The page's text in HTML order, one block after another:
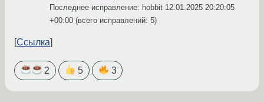
Последнее исправление: hobbit 12.01.2025 20:20:05
+00:00 (всего исправлений: 5)
Ссылка
2 5 3